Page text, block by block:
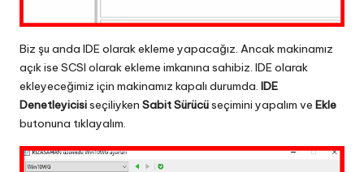
Biz şu anda IDE olarak ekleme yapacağız. Ancak makinamız
açık ise SCSI olarak ekleme imkanına sahibiz. IDE olarak
ekleyeceğimiz için makinamız kapalı durumda. IDE
Denetleyicisiseçiliyken Sabit Sürücüseçimini yapalım ve Ekle
butonuna tıklayalım.